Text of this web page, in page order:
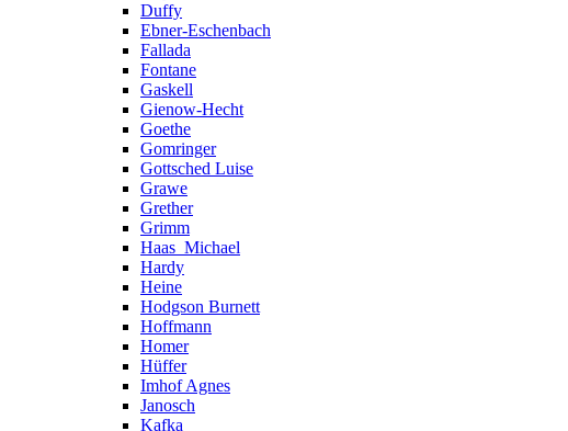
Duffy
Ebner-Eschenbach
Fallada
Fontane
Gaskell
Gienow-Hecht
Goethe
Gomringer
Gottsched Luise
Grawe
Grether
Grimm
Haas_Michael
Hardy
Heine
Hodgson Burnett
Hoffmann
Homer
Hüffer
Imhof Agnes
Janosch
Kafka